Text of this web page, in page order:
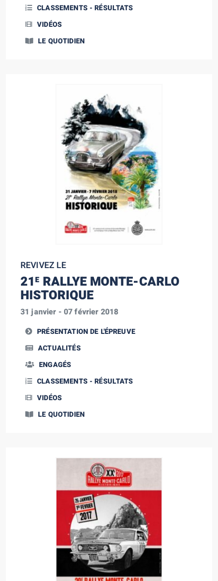
CLASSEMENTS - RÉSULTATS
VIDÉOS
LE QUOTIDIEN
REVIVEZ LE
21E RALLYE MONTE-CARLO
HISTORIQUE
31 janvier - 07 février 2018
PRÉSENTATION DE L'ÉPREUVE
ACTUALITÉS
ENGAGÉS
CLASSEMENTS - RÉSULTATS
VIDÉOS
LE QUOTIDIEN